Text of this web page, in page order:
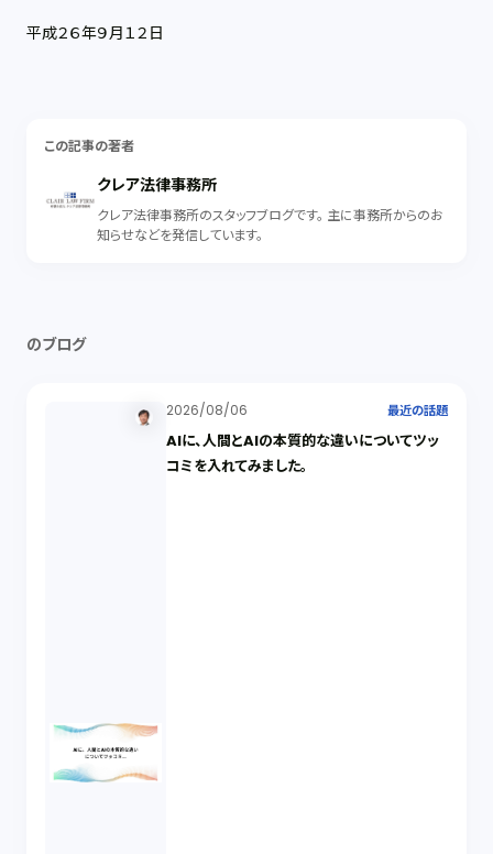
平成２６年９月１２日
この記事の著者
クレア法律事務所
クレア法律事務所のスタッフブログです。 主に事務所からのお
知らせなどを発信しています。
のブログ
2026/08/06 最近の話題
AIに、人間とAIの本質的な違いについてツッ
コミを入れてみました。